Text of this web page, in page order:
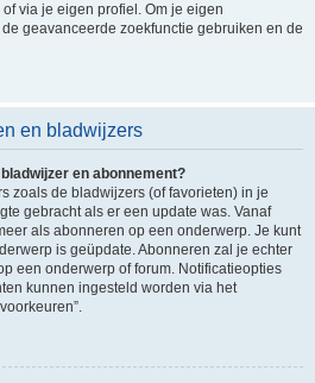
via je eigen profiel. Om je eigen
geavanceerde zoekfunctie gebruiken en de
en bladwijzers
en abonnement?
zoals de bladwijzers (of favorieten) in je
gebracht als er een update was. Vanaf
als abonneren op een onderwerp. Je kunt
is geüpdate. Abonneren zal je echter
een onderwerp of forum. Notificatieopties
kunnen ingesteld worden via het